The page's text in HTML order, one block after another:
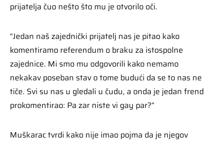
prijatelja čuo nešto što mu je otvorilo oči.
“Jedan naš zajednički prijatelj nas je pitao kako
komentiramo referendum o braku za istospolne
zajednice. Mi smo mu odgovorili kako nemamo
nekakav poseban stav o tome budući da se to nas ne
tiče. Svi su nas u gledali u čudu, a onda je jedan frend
prokomentirao: Pa zar niste vi gay par?”
Muškarac tvrdi kako nije imao pojma da je njegov